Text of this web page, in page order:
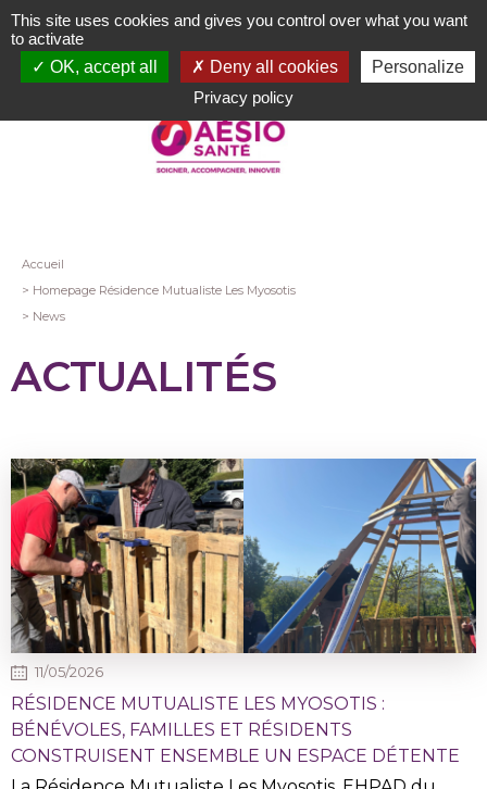
Aller
au
contenu
Fil
d'Ariane
Accueil
Homepage Résidence Mutualiste Les Myosotis
News
ACTUALITÉS
11/05/2026
RÉSIDENCE MUTUALISTE LES MYOSOTIS :
BÉNÉVOLES, FAMILLES ET RÉSIDENTS
CONSTRUISENT ENSEMBLE UN ESPACE DÉTENTE
This site uses cookies and gives you control over what you want
to activate
OK, accept all
Deny all cookies
Personalize
Privacy policy